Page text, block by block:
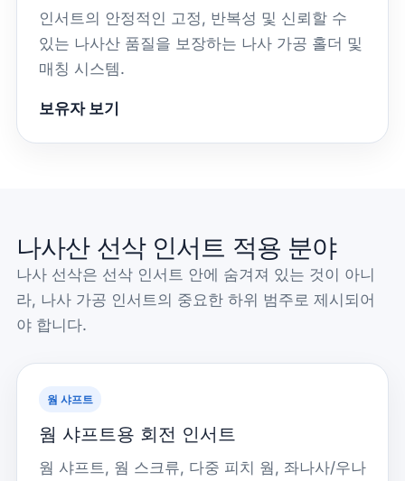
인서트의 안정적인 고정, 반복성 및 신뢰할 수
있는 나사산 품질을 보장하는 나사 가공 홀더 및
매칭 시스템.
보유자 보기
나사산 선삭 인서트 적용 분야
나사 선삭은 선삭 인서트 안에 숨겨져 있는 것이 아니
라, 나사 가공 인서트의 중요한 하위 범주로 제시되어
야 합니다.
웜 샤프트
웜 샤프트용 회전 인서트
웜 샤프트, 웜 스크류, 다중 피치 웜, 좌나사/우나